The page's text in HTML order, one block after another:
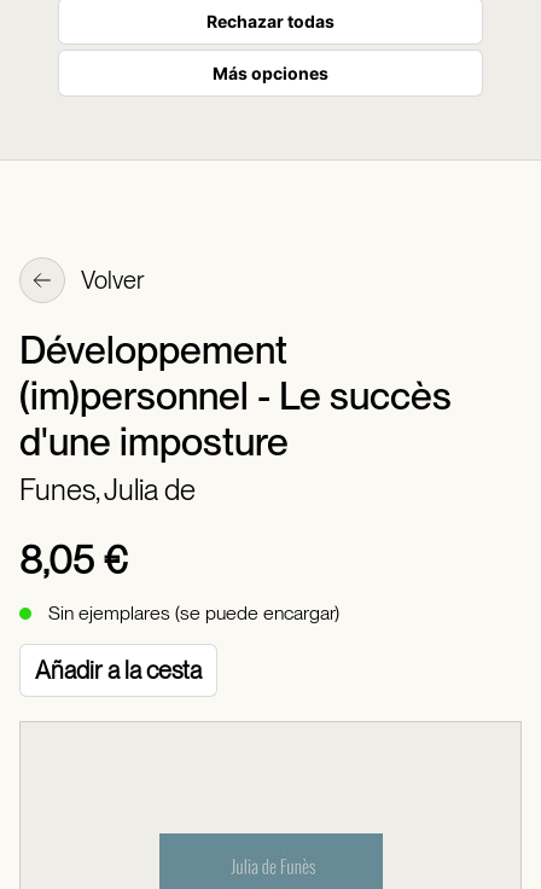
Rechazar todas
Más opciones
Volver
Développement
(im)personnel - Le succès
d'une imposture
Funes, Julia de
8,05 €
Sin ejemplares (se puede encargar)
Añadir a la cesta